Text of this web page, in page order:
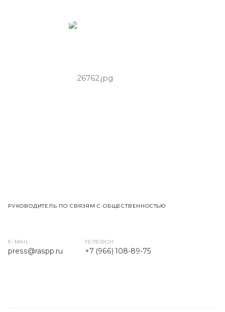
РУКОВОДИТЕЛЬ ПО СВЯЗЯМ С ОБЩЕСТВЕННОСТЬЮ
E-MAIL
press@raspp.ru
ТЕЛЕФОН
+7 (966) 108-89-75